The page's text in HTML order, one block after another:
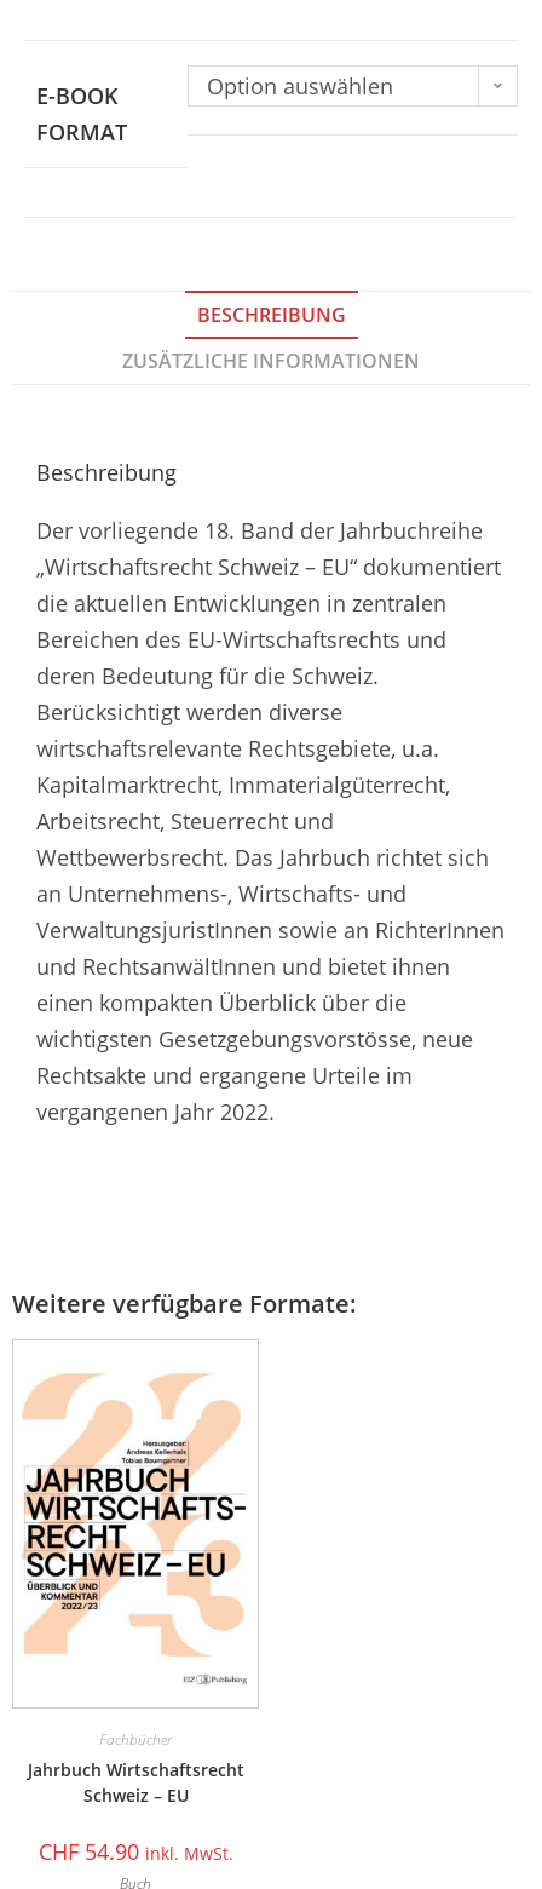
E-BOOK
FORMAT
Option auswählen
BESCHREIBUNG
ZUSÄTZLICHE INFORMATIONEN
Beschreibung
Der vorliegende 18. Band der Jahrbuchreihe
„Wirtschaftsrecht Schweiz – EU“ dokumentiert
die aktuellen Entwicklungen in zentralen
Bereichen des EU-Wirtschaftsrechts und
deren Bedeutung für die Schweiz.
Berücksichtigt werden diverse
wirtschaftsrelevante Rechtsgebiete, u.a.
Kapitalmarktrecht, Immaterialgüterrecht,
Arbeitsrecht, Steuerrecht und
Wettbewerbsrecht. Das Jahrbuch richtet sich
an Unternehmens-, Wirtschafts- und
VerwaltungsjuristInnen sowie an RichterInnen
und RechtsanwältInnen und bietet ihnen
einen kompakten Überblick über die
wichtigsten Gesetzgebungsvorstösse, neue
Rechtsakte und ergangene Urteile im
vergangenen Jahr 2022.
Weitere verfügbare Formate:
Fachbücher
Jahrbuch Wirtschaftsrecht
Schweiz – EU
CHF54.90 inkl. MwSt.
Buch